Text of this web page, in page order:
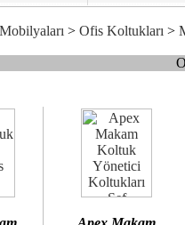
ve kaliteye önem
goldsit ve modern
birlikte karar verelim.
Büro Mobilya
> Ofis Koltukları >